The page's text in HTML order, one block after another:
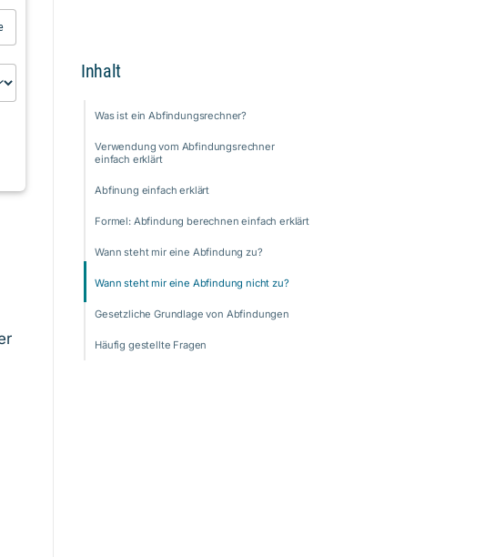
Inhalt
Was ist ein Abfindungsrechner?
Verwendung vom Abfindungsrechner
einfach erklärt
Abfinung einfach erklärt
Formel: Abfindung berechnen einfach erklärt
Wann steht mir eine Abfindung zu?
Wann steht mir eine Abfindung nicht zu?
Gesetzliche Grundlage von Abfindungen
Häufig gestellte Fragen